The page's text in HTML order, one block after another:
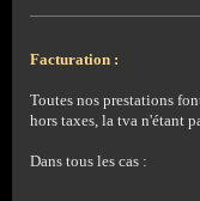
Facturation :
Toutes nos prestations
hors taxes, la tva n'étant
Dans tous les